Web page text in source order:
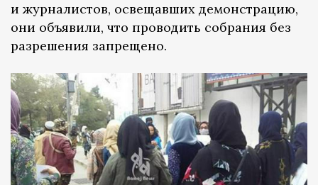
и журналистов, освещавших демонстрацию,
они объявили, что проводить собрания без
разрешения запрещено.